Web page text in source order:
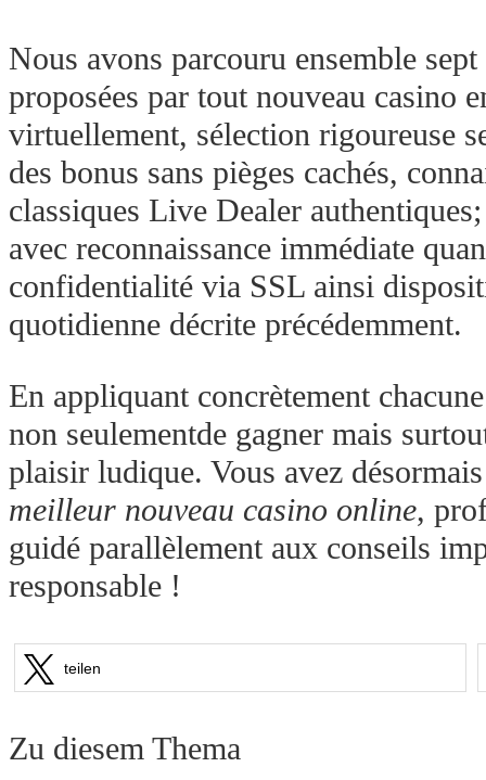
Nous avons parcouru ensemble
proposées par tout nouveau casino
virtuellement, sélection rigoureuse
des bonus sans pièges cachés,
classiques Live Dealer
avec reconnaissance immédiate
confidentialité via SSL ainsi
quotidienne décrite précédemment.
En appliquant concrètement
non seulementde gagner mais
plaisir ludique.​ Vous avez
meilleur nouveau casino online,
guidé parallèlement aux conseils
responsable !
teilen
Zu diesem Thema